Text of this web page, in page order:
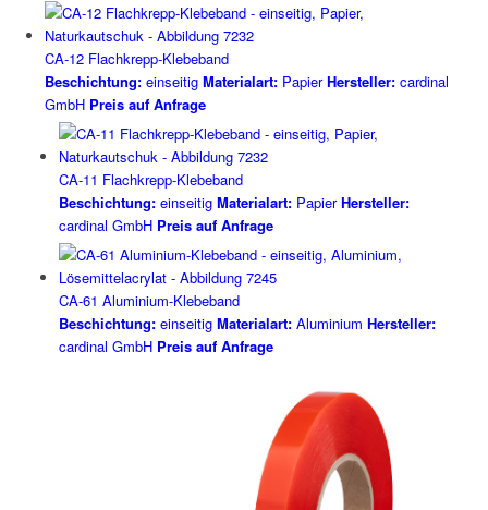
CA-12 Flachkrepp-Klebeband
Beschichtung:einseitig Materialart:Papier Hersteller:cardinal
GmbH Preis auf Anfrage
CA-11 Flachkrepp-Klebeband
Beschichtung:einseitig Materialart:Papier Hersteller:
cardinal GmbH Preis auf Anfrage
CA-61 Aluminium-Klebeband
Beschichtung:einseitig Materialart:Aluminium Hersteller:
cardinal GmbH Preis auf Anfrage